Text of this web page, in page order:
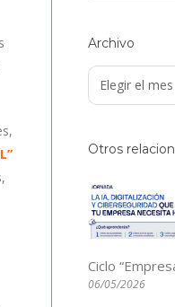
Archivo
Archivo
Otros
Ciclo
06/05/2026